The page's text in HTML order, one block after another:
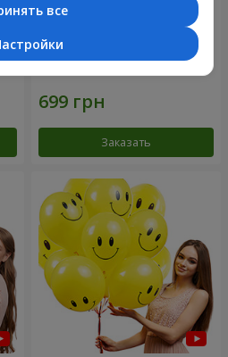
Фонтан шаров “Мир чудес”
Заказать
все